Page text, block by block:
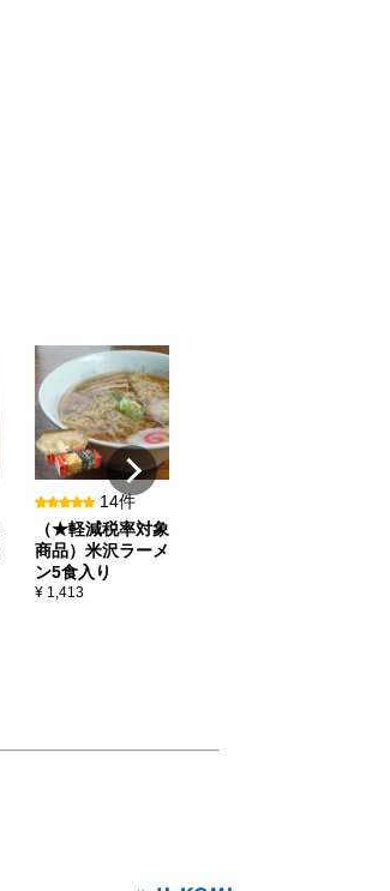
14件
（★軽減税率対象
商品）米沢ラーメ
ン5食入り
¥ 1,413